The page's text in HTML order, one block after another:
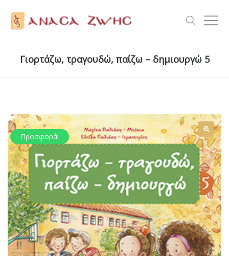
Γιορτάζω, τραγουδώ, παίζω – δημιουργώ 5
Προσφορά!